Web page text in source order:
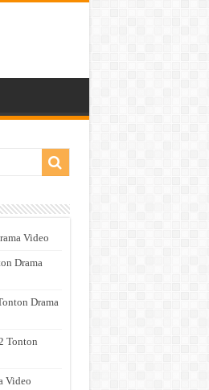
Video
Drama
Drama
Tonton
Video